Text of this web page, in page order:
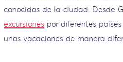
conocidas de la ciudad. Desde
excursiones por diferentes
unas vacaciones de manera